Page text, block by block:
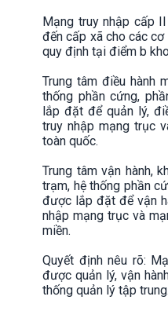
Mạng truy nhập cấp
đến cấp xã cho các
quy định tại điểm b
Trung tâm điều hành
thống phần cứng,
lắp đặt để quản lý,
truy nhập mạng trục
toàn quốc.
Trung tâm vận hành,
trạm, hệ thống phần
được lắp đặt để vận
nhập mạng trục và
miền.
Quyết định nêu rõ:
được quản lý, vận
thống quản lý tập trung.